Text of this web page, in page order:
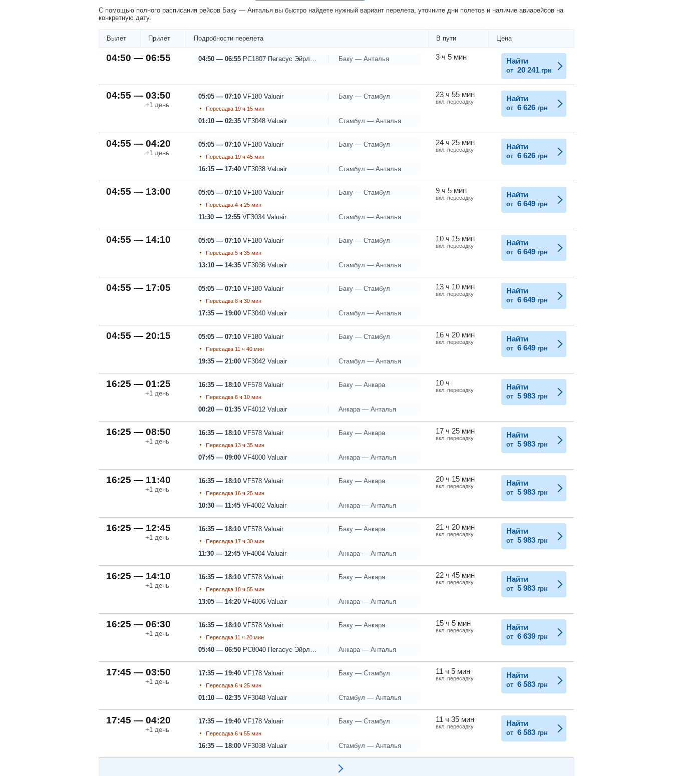
С помощью полного расписания рейсов Баку — Анталья вы быстро найдете нужный вариант перелета, уточните дни полетов и наличие авиарейсов на
конкретную дату.
Вылет Прилет Подробности перелета В пути Цена
04:50 — 06:55 04:50 — 06:55 PC1807 Пегасус Эйрлайнс Баку — Анталья 3 ч 5 мин Найти
от 20 241 грн
04:55 — 03:50
+1 день
05:05 — 07:10 VF180 Valuair Баку — Стамбул
Пересадка 19 ч 15 мин
01:10 — 02:35 VF3048 Valuair Стамбул — Анталья
23 ч 55 мин
вкл. пересадку Найти
от 6 626 грн
04:55 — 04:20
+1 день
05:05 — 07:10 VF180 Valuair Баку — Стамбул
Пересадка 19 ч 45 мин
16:15 — 17:40 VF3038 Valuair Стамбул — Анталья
24 ч 25 мин
вкл. пересадку Найти
от 6 626 грн
04:55 — 13:00 05:05 — 07:10 VF180 Valuair Баку — Стамбул
Пересадка 4 ч 25 мин
11:30 — 12:55 VF3034 Valuair Стамбул — Анталья
9 ч 5 мин
вкл. пересадку Найти
от 6 649 грн
04:55 — 14:10 05:05 — 07:10 VF180 Valuair Баку — Стамбул
Пересадка 5 ч 35 мин
13:10 — 14:35 VF3036 Valuair Стамбул — Анталья
10 ч 15 мин
вкл. пересадку Найти
от 6 649 грн
04:55 — 17:05 05:05 — 07:10 VF180 Valuair Баку — Стамбул
Пересадка 8 ч 30 мин
17:35 — 19:00 VF3040 Valuair Стамбул — Анталья
13 ч 10 мин
вкл. пересадку Найти
от 6 649 грн
04:55 — 20:15 05:05 — 07:10 VF180 Valuair Баку — Стамбул
Пересадка 11 ч 40 мин
19:35 — 21:00 VF3042 Valuair Стамбул — Анталья
16 ч 20 мин
вкл. пересадку Найти
от 6 649 грн
16:25 — 01:25
+1 день
16:35 — 18:10 VF578 Valuair Баку — Анкара
Пересадка 6 ч 10 мин
00:20 — 01:35 VF4012 Valuair Анкара — Анталья
10 ч
вкл. пересадку Найти
от 5 983 грн
16:25 — 08:50
+1 день
16:35 — 18:10 VF578 Valuair Баку — Анкара
Пересадка 13 ч 35 мин
07:45 — 09:00 VF4000 Valuair Анкара — Анталья
17 ч 25 мин
вкл. пересадку Найти
от 5 983 грн
16:25 — 11:40
+1 день
16:35 — 18:10 VF578 Valuair Баку — Анкара
Пересадка 16 ч 25 мин
10:30 — 11:45 VF4002 Valuair Анкара — Анталья
20 ч 15 мин
вкл. пересадку Найти
от 5 983 грн
16:25 — 12:45
+1 день
16:35 — 18:10 VF578 Valuair Баку — Анкара
Пересадка 17 ч 30 мин
11:30 — 12:45 VF4004 Valuair Анкара — Анталья
21 ч 20 мин
вкл. пересадку Найти
от 5 983 грн
16:25 — 14:10
+1 день
16:35 — 18:10 VF578 Valuair Баку — Анкара
Пересадка 18 ч 55 мин
13:05 — 14:20 VF4006 Valuair Анкара — Анталья
22 ч 45 мин
вкл. пересадку Найти
от 5 983 грн
16:25 — 06:30
+1 день
16:35 — 18:10 VF578 Valuair Баку — Анкара
Пересадка 11 ч 20 мин
05:40 — 06:50 PC8040 Пегасус Эйрлайнс Анкара — Анталья
15 ч 5 мин
вкл. пересадку Найти
от 6 639 грн
17:45 — 03:50
+1 день
17:35 — 19:40 VF178 Valuair Баку — Стамбул
Пересадка 6 ч 25 мин
01:10 — 02:35 VF3048 Valuair Стамбул — Анталья
11 ч 5 мин
вкл. пересадку Найти
от 6 583 грн
17:45 — 04:20
+1 день
17:35 — 19:40 VF178 Valuair Баку — Стамбул
Пересадка 6 ч 55 мин
16:35 — 18:00 VF3038 Valuair Стамбул — Анталья
11 ч 35 мин
вкл. пересадку Найти
от 6 583 грн